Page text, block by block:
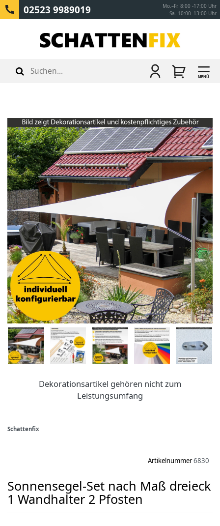
02523 9989019
Mo.–Fr. 8:00 -17:00 Uhr
Sa. 10:00–13:00 Uhr
MENÜ
Dekorationsartikel gehören nicht zum
Leistungsumfang
Schattenfix
Artikelnummer6830
Sonnensegel-Set nach Maß dreieck
1 Wandhalter 2 Pfosten